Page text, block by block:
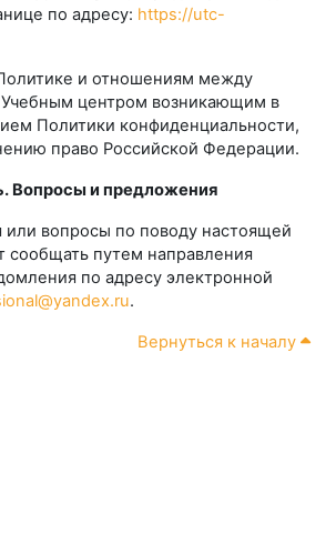
по адресу: https://utc-
и отношениям между
центром возникающим в
Политики конфиденциальности,
право Российской Федерации.
Вопросы и предложения
вопросы по поводу настоящей
сообщать путем направления
по адресу электронной
.
Вернуться к началу